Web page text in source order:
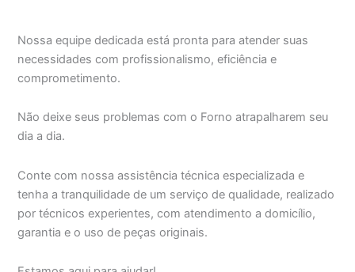
Nossa equipe dedicada está pronta para atender suas
necessidades com profissionalismo, eficiência e
comprometimento.
Não deixe seus problemas com o Forno atrapalharem seu
dia a dia.
Conte com nossa assistência técnica especializada e
tenha a tranquilidade de um serviço de qualidade, realizado
por técnicos experientes, com atendimento a domicílio,
garantia e o uso de peças originais.